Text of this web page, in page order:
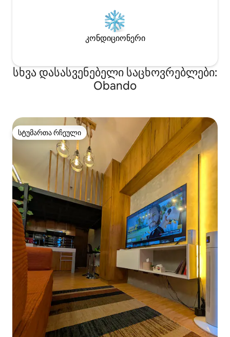
კონდიციონერი
სხვა დასასვენებელი საცხოვრებლები:
Obando
სტუმართა რჩეული
სტუმართა რჩეული